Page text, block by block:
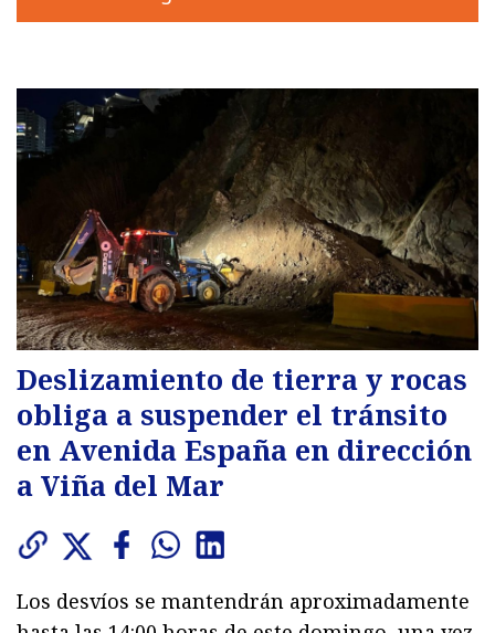
Deslizamiento de tierra y rocas
obliga a suspender el tránsito
en Avenida España en dirección
a Viña del Mar
Los desvíos se mantendrán aproximadamente